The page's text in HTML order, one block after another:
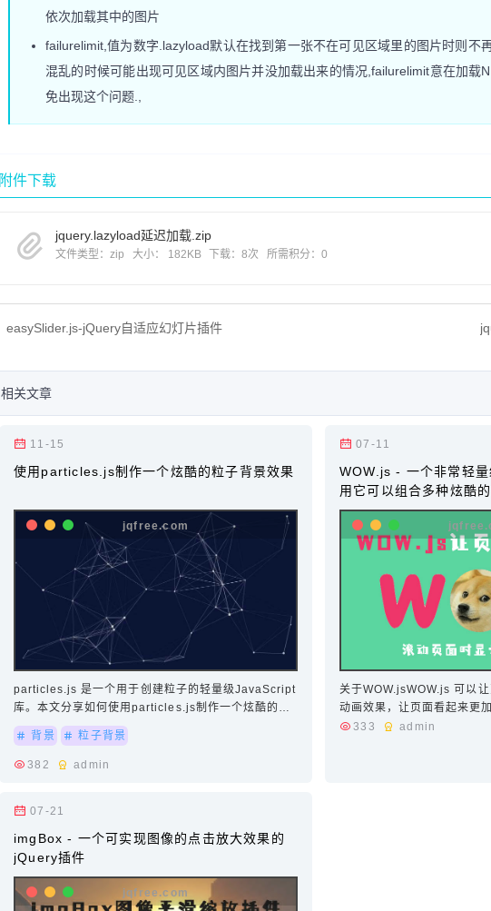
依次加载其中的图片
failurelimit,值为数字.lazyload默认在找到第一张不在可见区域里的图片时则不
混乱的时候可能出现可见区域内图片并没加载出来的情况,failurelimit意在加载
免出现这个问题.,
附件下载
jquery.lazyload延迟加载.zip
文件类型：zip 大小： 182KB 下载： 8次 所需积分：0
easySlider.js-jQuery自适应幻灯片插件
相关文章
11-15
使用particles.js制作一个炫酷的粒子背景效果
particles.js 是一个用于创建粒子的轻量级JavaScript
库。本文分享如何使用particles.js制作一个炫酷的粒
子背景效果。使用方法：引用particles.min.js文件和
app.js…
背景 粒子背景
382 admin
07-11
WOW.js - 一个非常轻
用它可以组合多种炫酷的
关于WOW.jsWOW.js 可以
动画效果，让页面看起来更
animate.css，所以它支持
333 admin
07-21
imgBox - 一个可实现图像的点击放大效果的
jQuery插件